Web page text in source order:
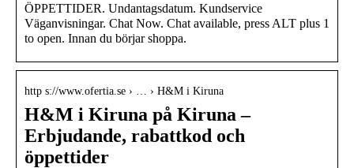
ÖPPETTIDER. Undantagsdatum. Kundservice
Väganvisningar. Chat Now. Chat available, press ALT plus 1
to open. Innan du börjar shoppa.
http s://www.ofertia.se › … › H&M i Kiruna
H&M i Kiruna på Kiruna –
Erbjudande, rabattkod och
öppettider